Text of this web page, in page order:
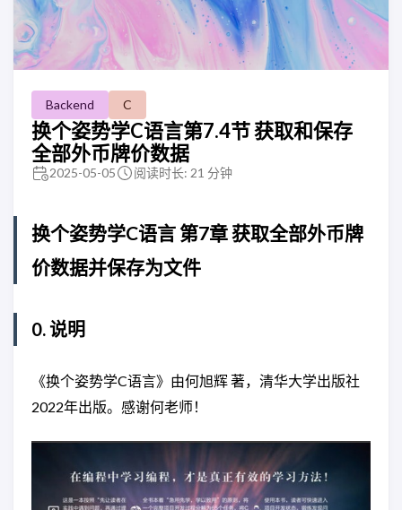
Backend C
换个姿势学C语言第7.4节 获取和保存
全部外币牌价数据
2025-05-05 阅读时长: 21 分钟
换个姿势学C语言 第7章 获取全部外币牌
价数据并保存为文件
0. 说明
《换个姿势学C语言》由何旭辉 著，清华大学出版社
2022年出版。感谢何老师！